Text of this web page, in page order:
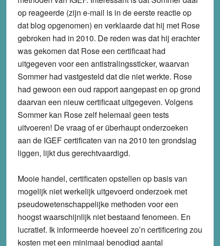
op reageerde (zijn e-mail is in de eerste reactie op
dat blog opgenomen) en verklaarde dat hij met Rose
gebroken had in 2010. De reden was dat hij erachter
was gekomen dat Rose een certificaat had
uitgegeven voor een antistralingssticker, waarvan
Sommer had vastgesteld dat die niet werkte. Rose
had gewoon een oud rapport aangepast en op grond
daarvan een nieuw certificaat uitgegeven. Volgens
Sommer kan Rose zelf helemaal geen tests
uitvoeren! De vraag of er überhaupt onderzoeken
aan de IGEF certificaten van na 2010 ten grondslag
liggen, lijkt dus gerechtvaardigd.
Mooie handel, certificaten opstellen op basis van
mogelijk niet werkelijk uitgevoerd onderzoek met
pseudowetenschappelijke methoden voor een
hoogst waarschijnlijk niet bestaand fenomeen. En
lucratief. Ik informeerde hoeveel zo’n certificering zou
kosten met een minimaal benodigd aantal